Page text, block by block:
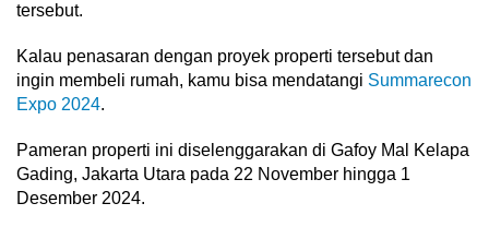
tersebut.
Kalau penasaran dengan proyek properti tersebut dan
ingin membeli rumah, kamu bisa mendatangi Summarecon
Expo 2024.
Pameran properti ini diselenggarakan di Gafoy Mal Kelapa
Gading, Jakarta Utara pada 22 November hingga 1
Desember 2024.